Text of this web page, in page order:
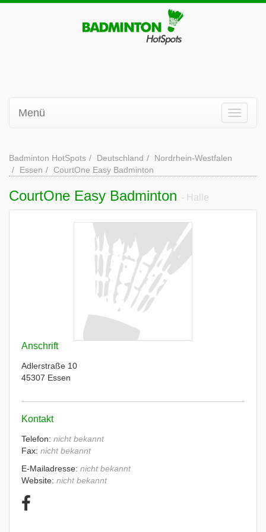
Menü
Badminton HotSpots Deutschland
Nordrhein-Westfalen
Essen
CourtOne Easy Badminton
CourtOne Easy Badminton - Halle
Anschrift
Adlerstraße 10
45307 Essen
Kontakt
Telefon: nicht bekannt
Fax: nicht bekannt
E-Mailadresse: nicht bekannt
Website: nicht bekannt